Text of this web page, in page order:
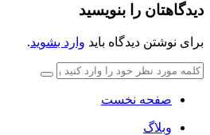
دیدگاهتان را بنویسید
برای نوشتن دیدگاه باید وارد بشوید.
صفحه نخست
وبلاگ